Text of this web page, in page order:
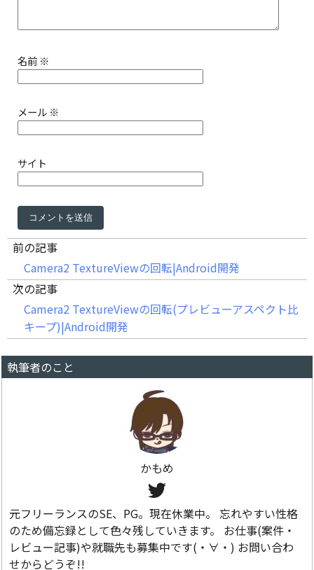
名前 ※
メール ※
サイト
前の記事
Camera2 TextureViewの回転|Android開発
次の記事
Camera2 TextureViewの回転(プレビューアスペクト比
キープ)|Android開発
執筆者のこと
かもめ
元フリーランスのSE、PG。現在休業中。 忘れやすい性格
のため備忘録として色々残していきます。 お仕事(案件・
レビュー記事)や就職先も募集中です(・∀・) お問い合わ
せからどうぞ!!